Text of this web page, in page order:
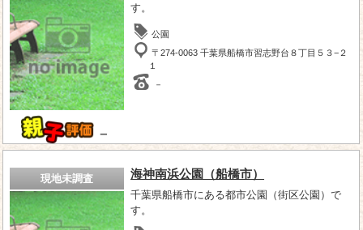
－
す。
公園
〒274-0063 千葉県船橋市習志野台８丁目５３−２
１
－
現地未調査 海神南浜公園（船橋市）
千葉県船橋市にある都市公園（街区公園）で
す。